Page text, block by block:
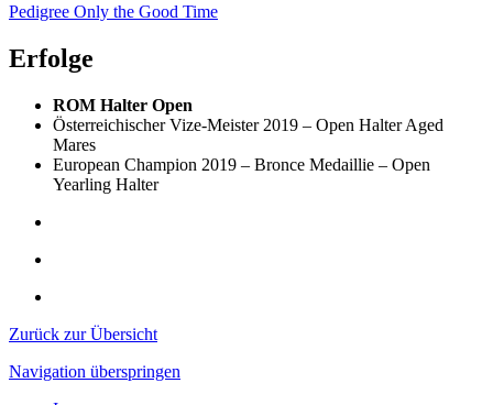
Pedigree Only the Good Time
Erfolge
ROM Halter Open
Österreichischer Vize-Meister 2019 – Open Halter Aged
Mares
European Champion 2019 – Bronce Medaillie – Open
Yearling Halter
Zurück zur Übersicht
Navigation überspringen